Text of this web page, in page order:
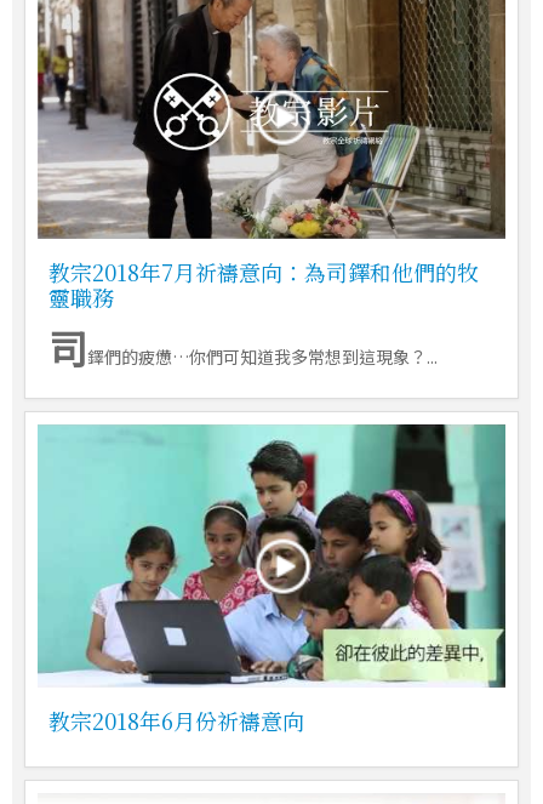
教宗2018年7月祈禱意向：為司鐸和他們的牧
靈職務
司鐸們的疲憊…你們可知道我多常想到這現象？...
教宗2018年6月份祈禱意向